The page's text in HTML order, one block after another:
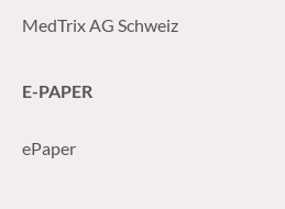
MedTrix AG Schweiz
E-PAPER
ePaper